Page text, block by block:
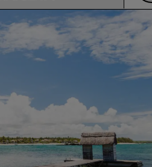
探索優惠折扣
首次見面禮
當日優惠
查看我們的套裝方案
旅行創意
適合家庭的酒店